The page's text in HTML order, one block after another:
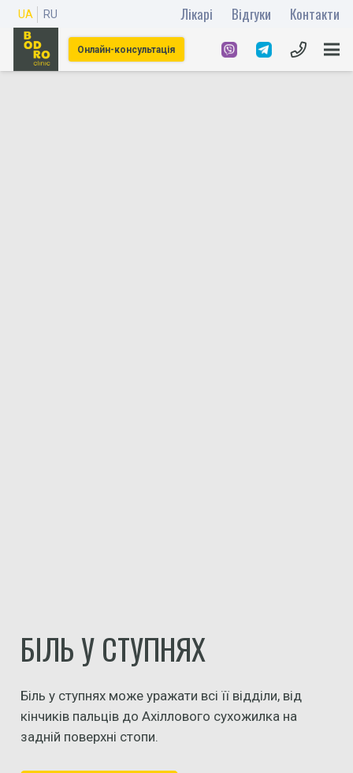
UA RU Лікарі Відгуки Контакти
Онлайн-консультація
БІЛЬ У СТУПНЯХ
Біль у ступнях може уражати всі її відділи, від
кінчиків пальців до Ахіллового сухожилка на
задній поверхні стопи.